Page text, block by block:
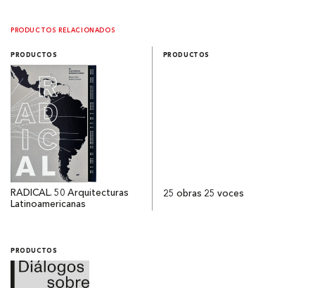
PRODUCTOS RELACIONADOS
PRODUCTOS
RADICAL. 50 Arquitecturas
Latinoamericanas
PRODUCTOS
25 obras 25 voces
PRODUCTOS